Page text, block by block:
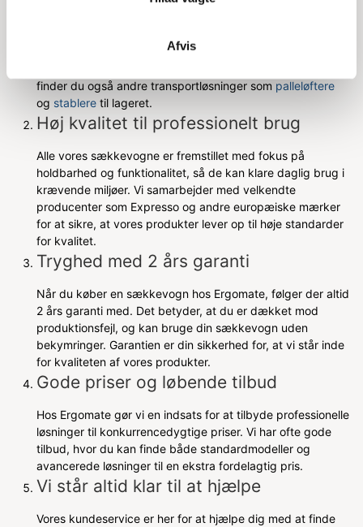
Afvis
trappesækkevogne. Uanset om du søger en vogn til små,
finder du også andre transportløsninger som palleløftere
og stablere til lageret.
Høj kvalitet til professionelt brug
Alle vores sækkevogne er fremstillet med fokus på
holdbarhed og funktionalitet, så de kan klare daglig brug i
krævende miljøer. Vi samarbejder med velkendte
producenter som Expresso og andre europæiske mærker
for at sikre, at vores produkter lever op til høje standarder
for kvalitet.
Tryghed med 2 års garanti
Når du køber en sækkevogn hos Ergomate, følger der altid
2 års garanti med. Det betyder, at du er dækket mod
produktionsfejl, og kan bruge din sækkevogn uden
bekymringer. Garantien er din sikkerhed for, at vi står inde
for kvaliteten af vores produkter.
Gode priser og løbende tilbud
Hos Ergomate gør vi en indsats for at tilbyde professionelle
løsninger til konkurrencedygtige priser. Vi har ofte gode
tilbud, hvor du kan finde både standardmodeller og
avancerede løsninger til en ekstra fordelagtig pris.
Vi står altid klar til at hjælpe
Vores kundeservice er her for at hjælpe dig med at finde